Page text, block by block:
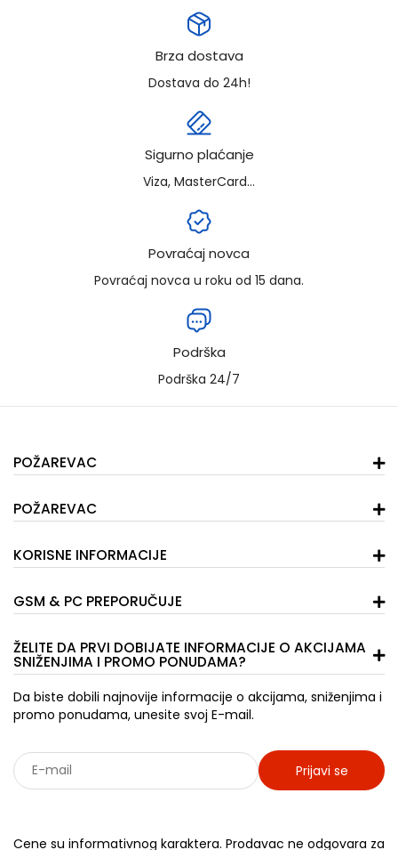
Brza dostava
Dostava do 24h!
Sigurno plaćanje
Viza, MasterCard...
Povraćaj novca
Povraćaj novca u roku od 15 dana.
Podrška
Podrška 24/7
POŽAREVAC
POŽAREVAC
KORISNE INFORMACIJE
GSM & PC PREPORUČUJE
ŽELITE DA PRVI DOBIJATE INFORMACIJE O AKCIJAMA
SNIŽENJIMA I PROMO PONUDAMA?
Da biste dobili najnovije informacije o akcijama, sniženjima i
promo ponudama, unesite svoj E-mail.
Prijavi se
Cene su informativnog karaktera. Prodavac ne odgovara za